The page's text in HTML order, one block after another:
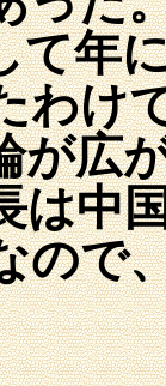
て年
わけ
が広
は中
ので